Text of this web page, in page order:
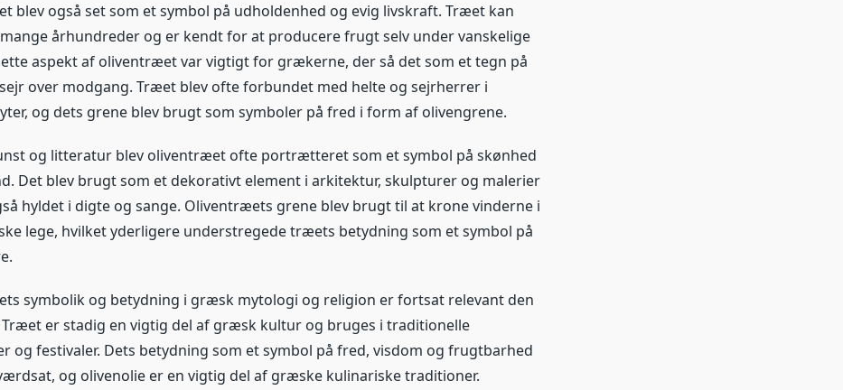
blev også set som et symbol på udholdenhed og evig livskraft. Træet kan
århundreder og er kendt for at producere frugt selv under vanskelige
aspekt af oliventræet var vigtigt for grækerne, der så det som et tegn på
over modgang. Træet blev ofte forbundet med helte og sejrherrer i
og dets grene blev brugt som symboler på fred i form af olivengrene.
og litteratur blev oliventræet ofte portrætteret som et symbol på skønhed
Det blev brugt som et dekorativt element i arkitektur, skulpturer og malerier
hyldet i digte og sange. Oliventræets grene blev brugt til at krone vinderne i
lege, hvilket yderligere understregede træets betydning som et symbol på
symbolik og betydning i græsk mytologi og religion er fortsat relevant den
Træet er stadig en vigtig del af græsk kultur og bruges i traditionelle
og festivaler. Dets betydning som et symbol på fred, visdom og frugtbarhed
og olivenolie er en vigtig del af græske kulinariske traditioner.